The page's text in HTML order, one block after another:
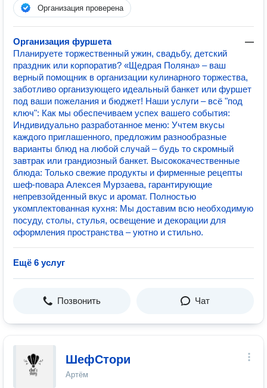
Организация проверена
Организация фуршета
—
Планируете торжественный ужин, свадьбу, детский
праздник или корпоратив? «Щедрая Поляна» – ваш
верный помощник в организации кулинарного торжества,
заботливо организующего идеальный банкет или фуршет
под ваши пожелания и бюджет! Наши услуги – всё "под
ключ": Как мы обеспечиваем успех вашего события:
Индивидуально разработанное меню: Учтем вкусы
каждого приглашенного, предложим разнообразные
варианты блюд на любой случай – будь то скромный
завтрак или грандиозный банкет. Высококачественные
блюда: Только свежие продукты и фирменные рецепты
шеф-повара Алексея Мурзаева, гарантирующие
непревзойденный вкус и аромат. Полностью
укомплектованная кухня: Мы доставим всю необходимую
посуду, столы, стулья, освещение и декорации для
оформления пространства – уютно и стильно.
Ещё 6 услуг
Позвонить Чат
ШефСтори
Артём